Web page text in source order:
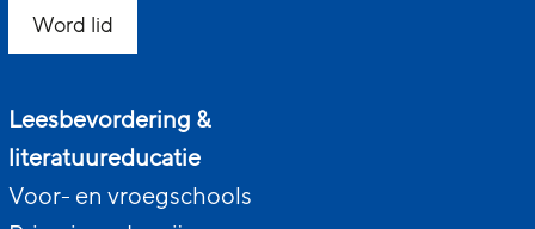
Word lid
Leesbevordering &
literatuureducatie
Voor- en vroegschools